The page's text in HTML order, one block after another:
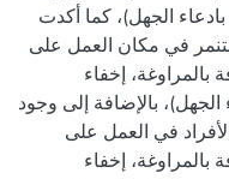
بادعاء الجهل)، كما أكدت
في مكان العمل على
بالمراوغة، إخفاء
الجهل)، بالإضافة إلى وجود
في العمل على
بالمراوغة، إخفاء